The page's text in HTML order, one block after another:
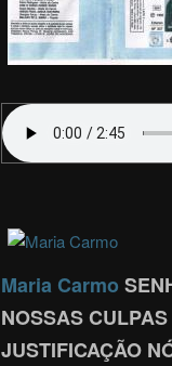
Maria Carmo
NOSSAS
JUSTIFICAÇÃO